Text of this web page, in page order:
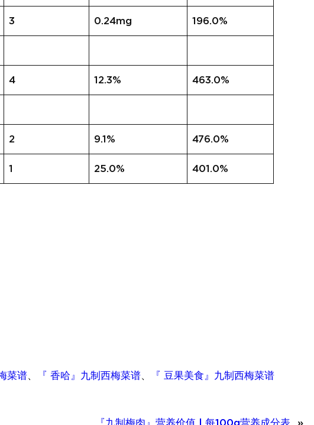
3 0.24mg 196.0%
4 12.3% 463.0%
2 9.1% 476.0%
1 25.0% 401.0%
菜谱、 『 香哈』九制西梅菜谱、 『 豆果美食』九制西梅菜谱